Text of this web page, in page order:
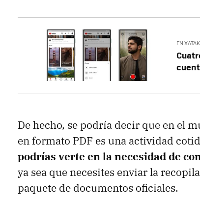
EN
De hecho, se podría decir que en el
en formato PDF es una actividad
podrías verte en la necesidad de
ya sea que necesites enviar la
paquete de documentos oficiales.